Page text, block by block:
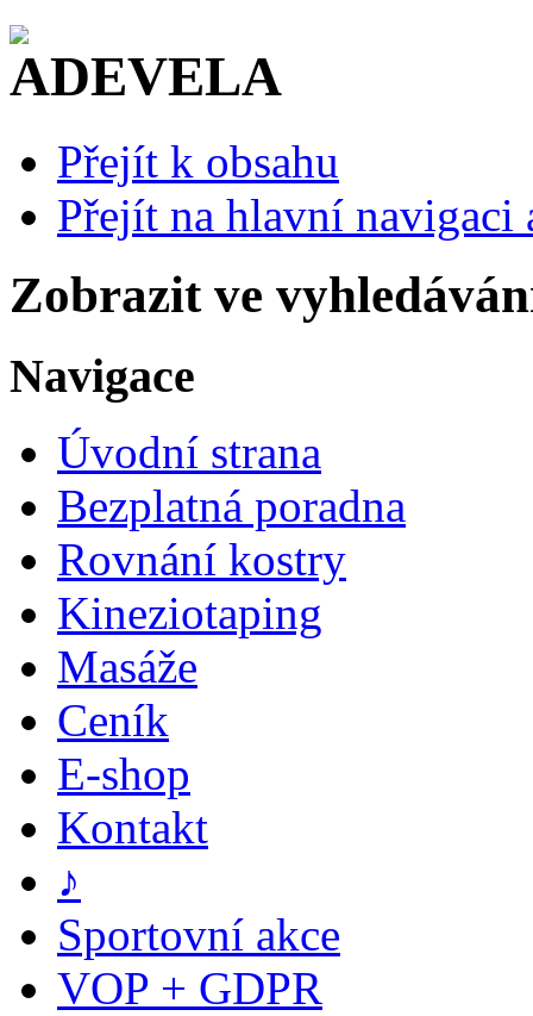
Přejít k obsahu
Přejít na hlavní navigaci
Zobrazit ve
Navigace
Úvodní strana
Bezplatná poradna
Rovnání kostry
Kineziotaping
Masáže
Ceník
E-shop
Kontakt
♪
Sportovní akce
VOP + GDPR